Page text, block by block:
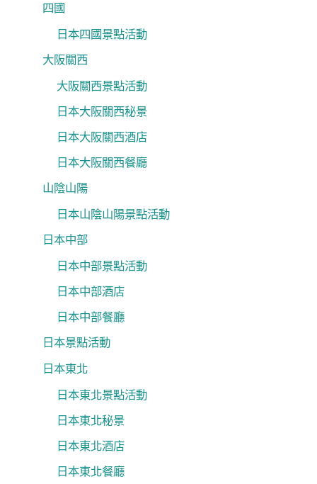
四國
日本四國景點活動
大阪關西
大阪關西景點活動
日本大阪關西秘景
日本大阪關西酒店
日本大阪關西餐廳
山陰山陽
日本山陰山陽景點活動
日本中部
日本中部景點活動
日本中部酒店
日本中部餐廳
日本景點活動
日本東北
日本東北景點活動
日本東北秘景
日本東北酒店
日本東北餐廳